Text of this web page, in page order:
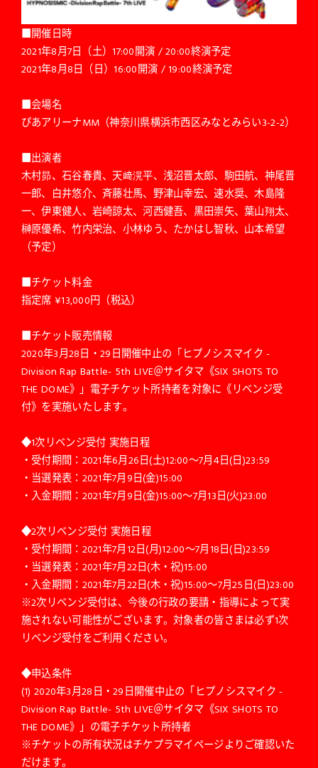
■開催日時
2021年8月7日（土）17:00開演 / 20:00終演予定
2021年8月8日（日）16:00開演 / 19:00終演予定
■会場名
ぴあアリーナMM（神奈川県横浜市西区みなとみらい3-2-2）
■出演者
木村昴、石谷春貴、天﨑滉平、浅沼晋太郎、駒田航、神尾晋
一郎、白井悠介、斉藤壮馬、野津山幸宏、速水奨、木島隆
一、伊東健人、岩崎諒太、河西健吾、黒田崇矢、葉山翔太、
榊原優希、竹内栄治、小林ゆう、たかはし智秋、山本希望
（予定）
■チケット料金
指定席 ¥13,000円（税込）
■チケット販売情報
2020年3月28日・29日開催中止の「ヒプノシスマイク -
Division Rap Battle- 5th LIVE＠サイタマ《SIX SHOTS TO
THE DOME》」電子チケット所持者を対象に《リベンジ受
付》を実施いたします。
◆1次リベンジ受付 実施日程
・受付期間：2021年6月26日(土)12:00〜7月4日(日)23:59
・当選発表：2021年7月9日(金)15:00
・入金期間：2021年7月9日(金)15:00〜7月13日(火)23:00
◆2次リベンジ受付 実施日程
・受付期間：2021年7月12日(月)12:00〜7月18日(日)23:59
・当選発表：2021年7月22日(木・祝)15:00
・入金期間：2021年7月22日(木・祝)15:00〜7月25日(日)23:00
※2次リベンジ受付は、今後の行政の要請・指導によって実
施されない可能性がございます。対象者の皆さまは必ず1次
リベンジ受付をご利用ください。
◆申込条件
(1) 2020年3月28日・29日開催中止の「ヒプノシスマイク -
Division Rap Battle- 5th LIVE＠サイタマ《SIX SHOTS TO
THE DOME》」の電子チケット所持者
※チケットの所有状況はチケプラマイページよりご確認いた
だけます。